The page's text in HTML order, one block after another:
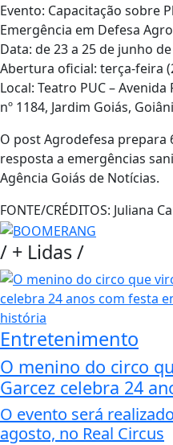
Evento: Capacitação sobre
Emergência em Defesa
Data: de 23 a 25 de junho
Abertura oficial: terça-feira
Local: Teatro PUC – Avenida
nº 1184, Jardim Goiás,
O post Agrodefesa prepara
resposta a emergências
Agência Goiás de Notícias.
FONTE/CRÉDITOS: Juliana
/ + Lidas/
Entretenimento
O menino do circo
Garcez celebra 24
O evento será
agosto, no Real Circus